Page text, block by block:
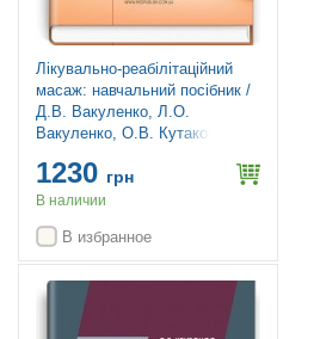
Лікувально-реабілітаційний
масаж: навчальний посібник /
Д.В. Вакуленко, Л.О.
Вакуленко, О.В. Кутакова, Г.В.
1230 грн
В наличии
В избранное